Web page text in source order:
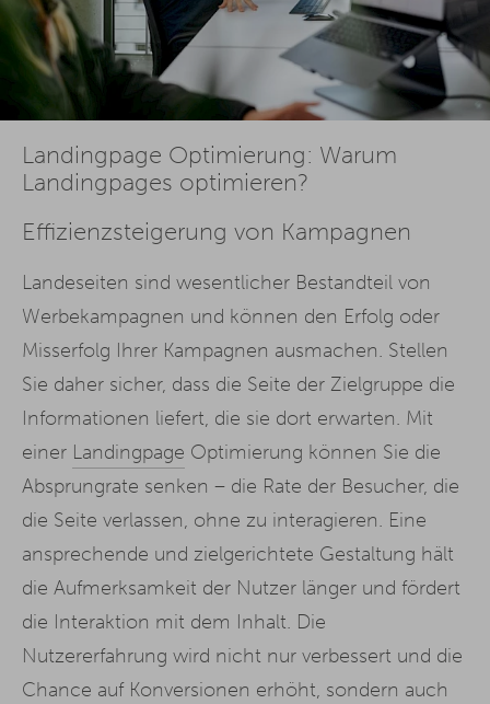
Landingpage Optimierung: Warum
Landingpages optimieren?
Effizienzsteigerung von Kampagnen
Landeseiten sind wesentlicher Bestandteil von
Werbekampagnen und können den Erfolg oder
Misserfolg Ihrer Kampagnen ausmachen. Stellen
Sie daher sicher, dass die Seite der Zielgruppe die
Informationen liefert, die sie dort erwarten. Mit
einer Landingpage Optimierung können Sie die
Absprungrate senken – die Rate der Besucher, die
die Seite verlassen, ohne zu interagieren. Eine
ansprechende und zielgerichtete Gestaltung hält
die Aufmerksamkeit der Nutzer länger und fördert
die Interaktion mit dem Inhalt. Die
Nutzererfahrung wird nicht nur verbessert und die
Chance auf Konversionen erhöht, sondern auch